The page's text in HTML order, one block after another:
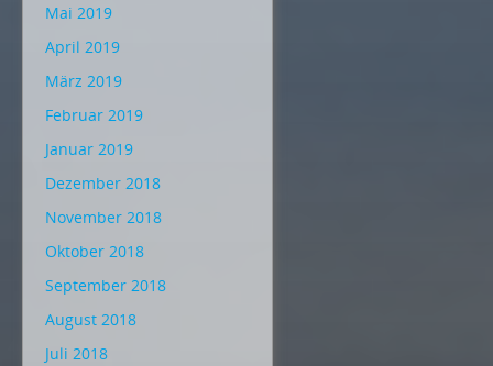
Mai 2019
April 2019
März 2019
Februar 2019
Januar 2019
Dezember 2018
November 2018
Oktober 2018
September 2018
August 2018
Juli 2018